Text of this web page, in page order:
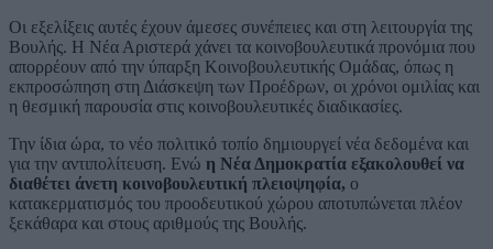
Οι εξελίξεις αυτές έχουν άμεσες συνέπειες και στη λειτουργία της
Βουλής. Η Νέα Αριστερά χάνει τα κοινοβουλευτικά προνόμια που
απορρέουν από την ύπαρξη Κοινοβουλευτικής Ομάδας, όπως η
εκπροσώπηση στη Διάσκεψη των Προέδρων, οι χρόνοι ομιλίας και
η θεσμική παρουσία στις κοινοβουλευτικές διαδικασίες.
Την ίδια ώρα, το νέο πολιτικό τοπίο δημιουργεί νέα δεδομένα και
για την αντιπολίτευση. Ενώ η Νέα Δημοκρατία εξακολουθεί να
διαθέτει άνετη κοινοβουλευτική πλειοψηφία, ο
κατακερματισμός του προοδευτικού χώρου αποτυπώνεται πλέον
ξεκάθαρα και στους αριθμούς της Βουλής.